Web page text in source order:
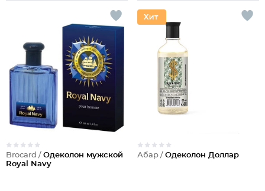
Brocard / Одеколон мужской
Royal Navy
Абар / Одеколон Доллар